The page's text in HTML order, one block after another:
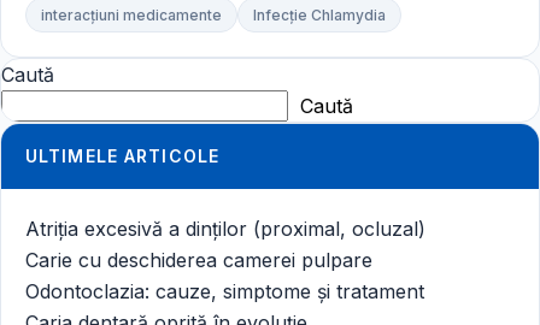
interacțiuni medicamente
Infecție Chlamydia
Caută
Caută
ULTIMELE ARTICOLE
Atriția excesivă a dinților (proximal, ocluzal)
Carie cu deschiderea camerei pulpare
Odontoclazia: cauze, simptome și tratament